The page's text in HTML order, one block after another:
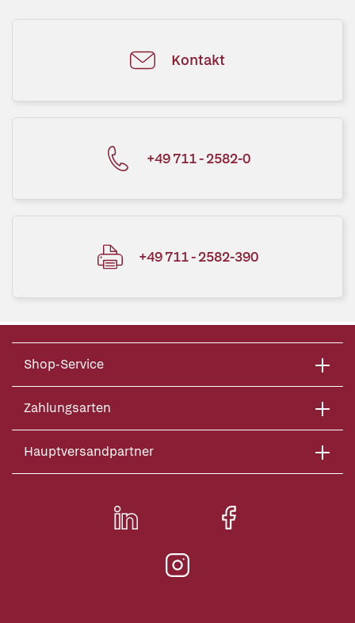
Kontakt
+49 711 - 2582-0
+49 711 - 2582-390
Shop-Service
Zahlungsarten
Hauptversandpartner